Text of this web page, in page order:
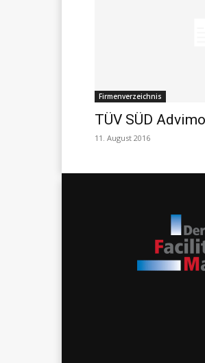
Firmenverzeichnis
TÜV SÜD
11. August 2016